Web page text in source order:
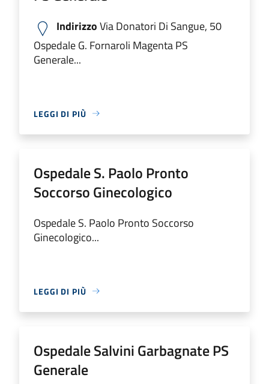
IndirizzoVia Donatori Di Sangue, 50
Ospedale G. Fornaroli Magenta PS
Generale...
LEGGI DI PIÙ
Ospedale S. Paolo Pronto
Soccorso Ginecologico
Ospedale S. Paolo Pronto Soccorso
Ginecologico...
LEGGI DI PIÙ
Ospedale Salvini Garbagnate PS
Generale